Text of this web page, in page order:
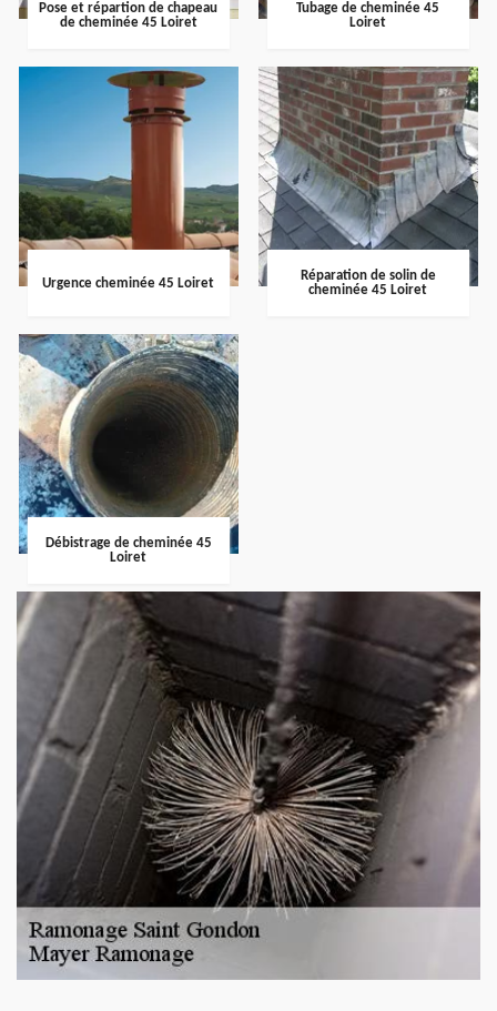
Pose et répartion de chapeau
de cheminée 45 Loiret
Tubage de cheminée 45
Loiret
Urgence cheminée 45 Loiret
Réparation de solin de
cheminée 45 Loiret
Débistrage de cheminée 45
Loiret